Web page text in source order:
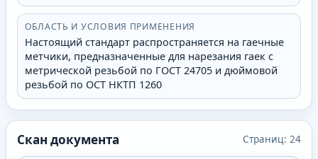
ОБЛАСТЬ И УСЛОВИЯ ПРИМЕНЕНИЯ
Настоящий стандарт распространяется на гаечные
метчики, предназначенные для нарезания гаек с
метрической резьбой по ГОСТ 24705 и дюймовой
резьбой по ОСТ НКТП 1260
Скан документа Страниц:24